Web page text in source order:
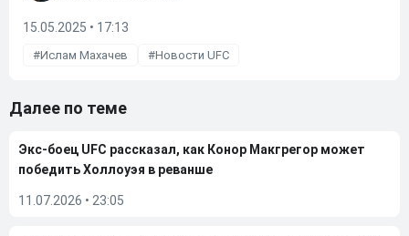
15.05.2025 • 17:13
Ислам Махачев Новости UFC
Далее по теме
Экс-боец UFC рассказал, как Конор Макгрегор может
победить Холлоуэя в реванше
11.07.2026 • 23:05